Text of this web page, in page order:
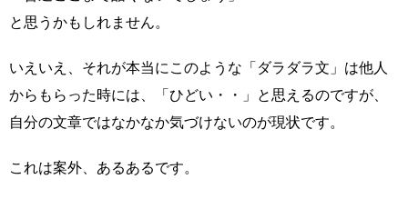
と思うかもしれません。
いえいえ、それが本当にこのような「ダラダラ文」は他人
からもらった時には、「ひどい・・」と思えるのですが、
自分の文章ではなかなか気づけないのが現状です。
これは案外、あるあるです。